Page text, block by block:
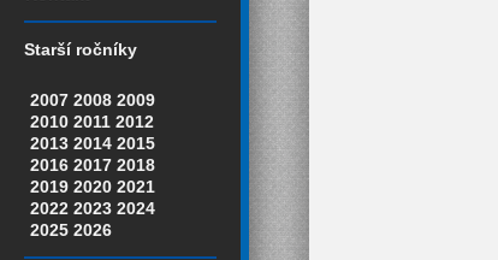
Starší ročníky
2007 2008 2009
2010 2011 2012
2013 2014 2015
2016 2017 2018
2019 2020 2021
2022 2023 2024
2025 2026